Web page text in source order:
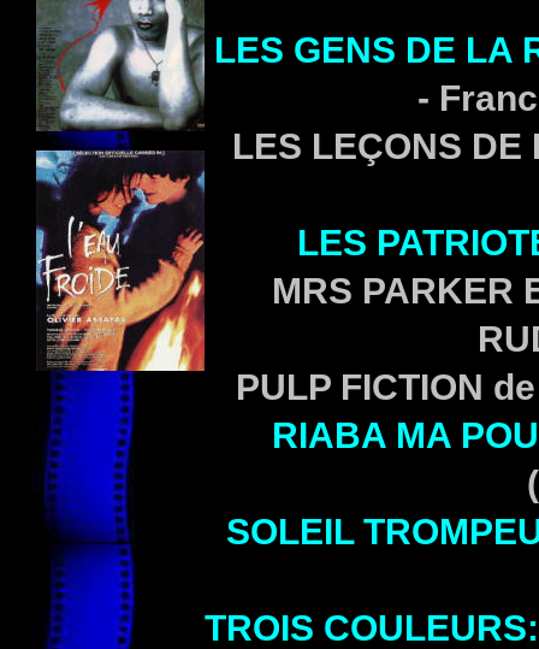
LES GENS DE LA
-
LES LEÇONS DE
LES
MRS PARKER
PULP FICTION
RIABA MA
SOLEIL
TROIS